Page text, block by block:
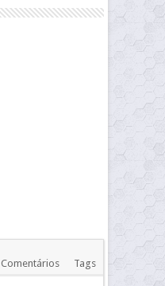
Comentários Tags